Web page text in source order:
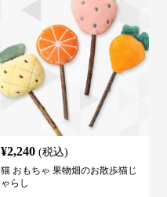
¥2,240 (税込)
猫 おもちゃ 果物畑のお散歩猫じ
ゃらし